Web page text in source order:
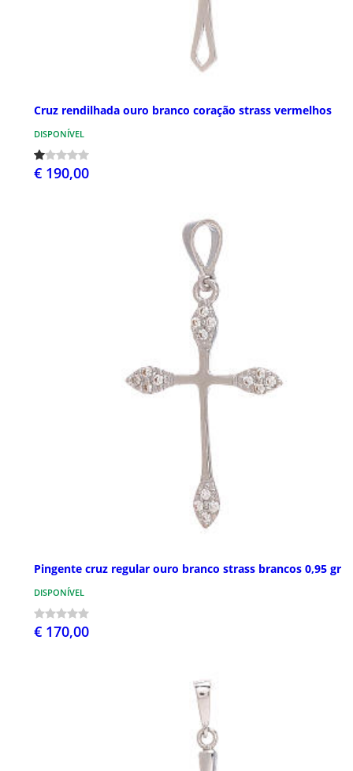
Cruz rendilhada ouro branco coração strass vermelhos
DISPONÍVEL
€ 190,00
Pingente cruz regular ouro branco strass brancos 0,95 gr
DISPONÍVEL
€ 170,00